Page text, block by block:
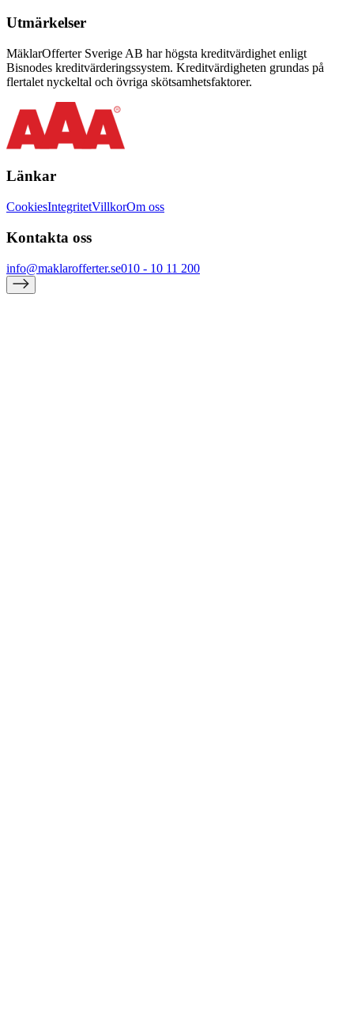
Utmärkelser
MäklarOfferter Sverige AB har högsta kreditvärdighet enligt
Bisnodes kreditvärderingssystem. Kreditvärdigheten grundas på
flertalet nyckeltal och övriga skötsamhetsfaktorer.
Länkar
CookiesIntegritetVillkorOm oss
Kontakta oss
info@maklarofferter.se010 - 10 11 200